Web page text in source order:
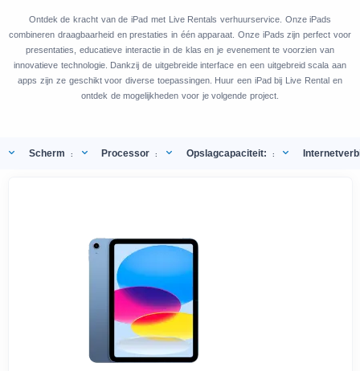
Ontdek de kracht van de iPad met Live Rentals verhuurservice. Onze iPads
combineren draagbaarheid en prestaties in één apparaat. Onze iPads zijn perfect voor
presentaties, educatieve interactie in de klas en je evenement te voorzien van
innovatieve technologie. Dankzij de uitgebreide interface en een uitgebreid scala aan
apps zijn ze geschikt voor diverse toepassingen. Huur een iPad bij Live Rental en
ontdek de mogelijkheden voor je volgende project.
Scherm : Processor : Opslagcapaciteit: :